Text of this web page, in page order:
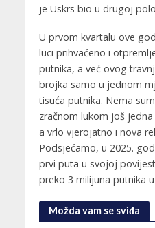
je Uskrs bio u drugoj
U prvom kvartalu ove
luci prihvaćeno i
putnika, a već ovog
brojka samo u jednom
tisuća putnika. Nema
zračnom lukom još
a vrlo vjerojatno i nova
Podsjećamo, u 2025.
prvi puta u svojoj
preko 3 milijuna putnika
Možda vam se sviđa